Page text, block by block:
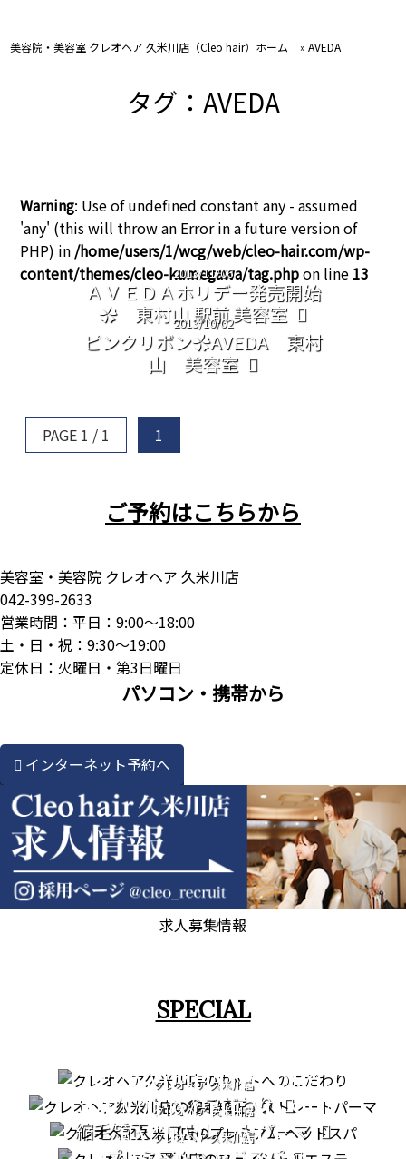
美容院・美容室 クレオヘア 久米川店（Cleo hair）ホーム »AVEDA
タグ：AVEDA
Warning: Use of undefined constant any - assumed
'any' (this will throw an Error in a future version of
PHP) in /home/users/1/wcg/web/cleo-hair.com/wp-
content/themes/cleo-kumegawa/tag.phpon line 13
2013/11/06
ＡＶＥＤＡホリデー発売開始
✿ 東村山 駅前 美容室
2013/10/02
ピンクリボン✿AVEDA 東村
山 美容室
PAGE 1 / 1 1
ご予約はこちらから
美容室・美容院 クレオヘア 久米川店
042-399-2633
営業時間：平日：9:00～18:00
土・日・祝：9:30～19:00
定休日：火曜日・第3日曜日
パソコン・携帯から
インターネット予約へ
求人募集情報
SPECIAL
クレオヘア 久米川店
カットへのこだわり
STRAIGHT PERM
クレオヘア 久米川店
縮毛矯正・ストレートパーマ
PREMIUM HEAD SPA
クレオヘア 久米川店
FACIAL CARE